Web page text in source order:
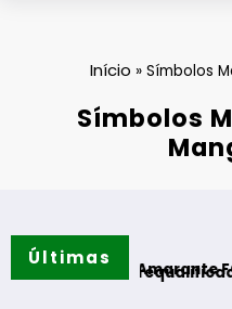
Início »Símbolos
Símbolos
Últimas
requalificados
– Amarante FC- 2-1 FINAL